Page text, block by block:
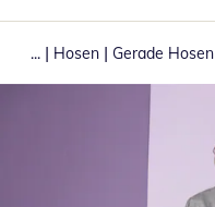
... | Hosen | Gerade Hosen